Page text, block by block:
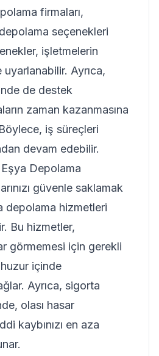
firmaları,
seçenekleri
işletmelerin
uyarlanabilir. Ayrıca,
de destek
zaman kazanmasına
iş süreçleri
devam edebilir.
Depolama
güvenle saklamak
depolama hizmetleri
Bu hizmetler,
görmemesi için gerekli
içinde
Ayrıca, sigorta
olası hasar
kaybınızı en aza